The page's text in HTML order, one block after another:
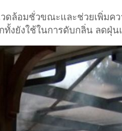
ดล้อมชั่วขณะและช่วยเพิ่มค
งยังใช้ในการดับกลิ่น ลดฝุ่